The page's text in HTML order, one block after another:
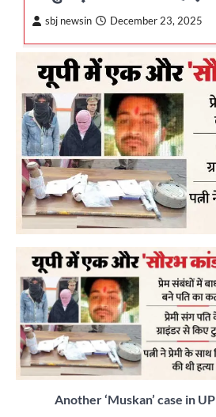
sbj newsin December 23, 2025
Another ‘Muskan’ case in UP